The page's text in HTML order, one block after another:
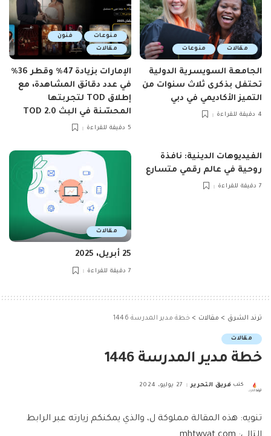
مقالات منوعات
الجامعة السويسرية الدولية
تحتفل بذكرى ثلاث سنوات من
التميز الأكاديمي في دبي
4 دقيقة للقراءة
منوعات
فنون
مقالات
الإمارات بزيادة 47٪ وقطر 36٪
في عدد دقائق المشاهدة، مع
إطلاق TOD لتجربتها
المحسّنة في البث TOD 2.0
5 دقيقة للقراءة
الفيديوهات الدينية: نافذة
روحية في عالم رقمي متسارع
7 دقيقة للقراءة
مقالات
25 أبريل، 2025
7 دقيقة للقراءة
ترند الشرق > مقالات >خطة مدير المدرسة 1446
مقالات
خطة مدير المدرسة 1446
Posted
كتب فريق التحرير 27 يوليو، 2024
تنويه: هذه المقالة مملوكة ل، والذي يمكنكم زيارته عبر الرابط